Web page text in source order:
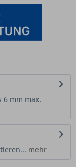
6 mm max.
mehr